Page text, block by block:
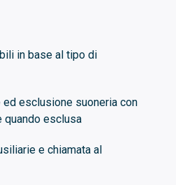
in base al tipo di
esclusione suoneria con
quando esclusa
e chiamata al